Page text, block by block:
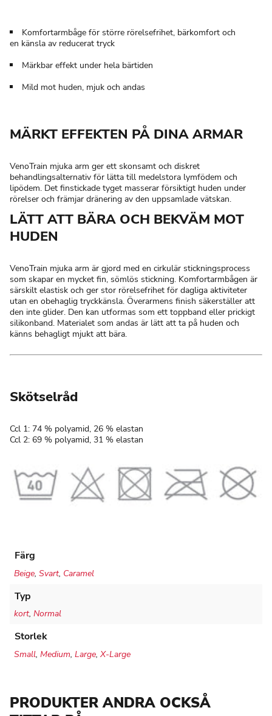
Komfortarmbåge för större rörelsefrihet, bärkomfort och
en känsla av reducerat tryck
Märkbar effekt under hela bärtiden
Mild mot huden, mjuk och andas
MÄRKT EFFEKTEN PÅ DINA ARMAR
VenoTrain mjuka arm ger ett skonsamt och diskret
behandlingsalternativ för lätta till medelstora lymfödem och
lipödem. Det finstickade tyget masserar försiktigt huden under
rörelser och främjar dränering av den uppsamlade vätskan.
LÄTT ATT BÄRA OCH BEKVÄM MOT
HUDEN
VenoTrain mjuka arm är gjord med en cirkulär stickningsprocess
som skapar en mycket fin, sömlös stickning. Komfortarmbågen är
särskilt elastisk och ger stor rörelsefrihet för dagliga aktiviteter
utan en obehaglig tryckkänsla. Överarmens finish säkerställer att
den inte glider. Den kan utformas som ett toppband eller prickigt
silikonband. Materialet som andas är lätt att ta på huden och
känns behagligt mjukt att bära.
Skötselråd
Ccl 1: 74 % polyamid, 26 % elastan
Ccl 2: 69 % polyamid, 31 % elastan
Färg
Beige, Svart, Caramel
Typ
kort, Normal
Storlek
Small, Medium, Large, X-Large
PRODUKTER ANDRA OCKSÅ